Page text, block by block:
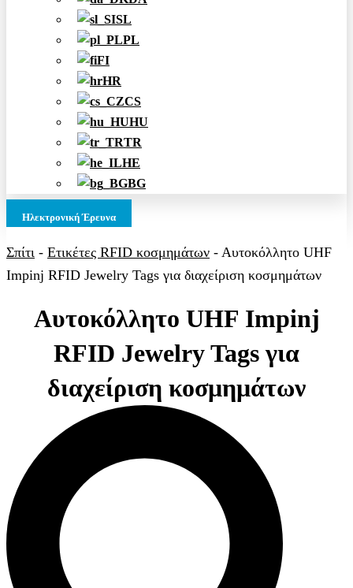
SL
PL
FI
HR
CS
HU
TR
HE
BG
Ηλεκτρονική Έρευνα
Σπίτι - Ετικέτες RFID κοσμημάτων - Αυτοκόλλητο UHF
Impinj RFID Jewelry Tags για διαχείριση κοσμημάτων
Αυτοκόλλητο UHF Impinj
RFID Jewelry Tags για
διαχείριση κοσμημάτων